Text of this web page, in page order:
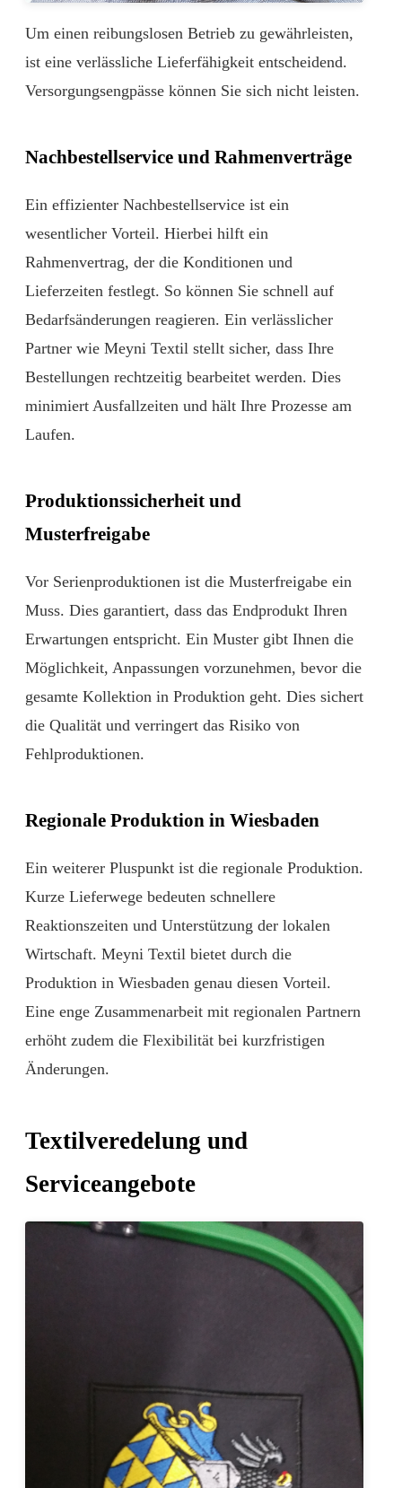
Um einen reibungslosen Betrieb zu gewährleisten,
ist eine verlässliche Lieferfähigkeit entscheidend.
Versorgungsengpässe können Sie sich nicht leisten.
Nachbestellservice und Rahmenverträge
Ein effizienter Nachbestellservice ist ein
wesentlicher Vorteil. Hierbei hilft ein
Rahmenvertrag, der die Konditionen und
Lieferzeiten festlegt. So können Sie schnell auf
Bedarfsänderungen reagieren. Ein verlässlicher
Partner wie Meyni Textil stellt sicher, dass Ihre
Bestellungen rechtzeitig bearbeitet werden. Dies
minimiert Ausfallzeiten und hält Ihre Prozesse am
Laufen.
Produktionssicherheit und
Musterfreigabe
Vor Serienproduktionen ist die Musterfreigabe ein
Muss. Dies garantiert, dass das Endprodukt Ihren
Erwartungen entspricht. Ein Muster gibt Ihnen die
Möglichkeit, Anpassungen vorzunehmen, bevor die
gesamte Kollektion in Produktion geht. Dies sichert
die Qualität und verringert das Risiko von
Fehlproduktionen.
Regionale Produktion in Wiesbaden
Ein weiterer Pluspunkt ist die regionale Produktion.
Kurze Lieferwege bedeuten schnellere
Reaktionszeiten und Unterstützung der lokalen
Wirtschaft. Meyni Textil bietet durch die
Produktion in Wiesbaden genau diesen Vorteil.
Eine enge Zusammenarbeit mit regionalen Partnern
erhöht zudem die Flexibilität bei kurzfristigen
Änderungen.
Textilveredelung und
Serviceangebote